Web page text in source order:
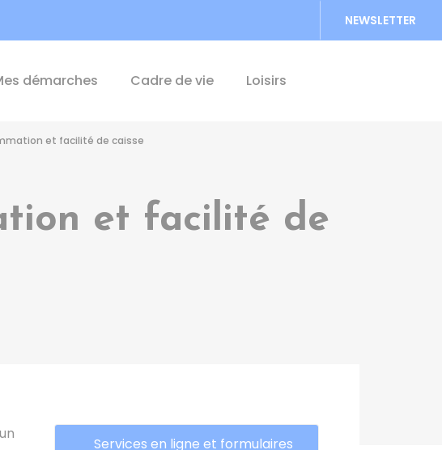
NEWSLETTER
démarches Cadre de vie Loisirs
et facilité de caisse
et facilité de
Services en ligne et formulaires